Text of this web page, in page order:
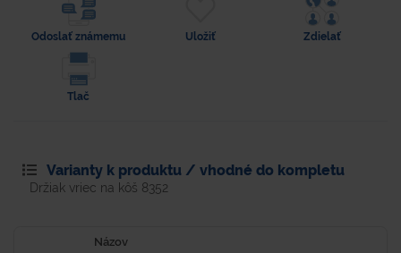
Odoslať známemu Uložiť Zdielať
Tlač
Varianty k produktu / vhodné do kompletu
Držiak vriec na kôš 8352
Názov